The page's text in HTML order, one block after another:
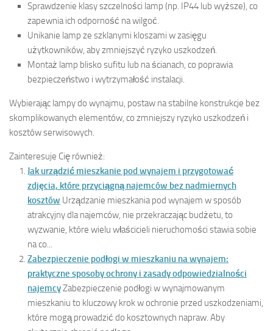
Sprawdzenie klasy szczelności lamp (np. IP44 lub wyższe), co
zapewnia ich odporność na wilgoć.
Unikanie lamp ze szklanymi kloszami w zasięgu
użytkowników, aby zmniejszyć ryzyko uszkodzeń.
Montaż lamp blisko sufitu lub na ścianach, co poprawia
bezpieczeństwo i wytrzymałość instalacji.
Wybierając lampy do wynajmu, postaw na stabilne konstrukcje bez
skomplikowanych elementów, co zmniejszy ryzyko uszkodzeń i
kosztów serwisowych.
Zainteresuje Cię również:
Jak urządzić mieszkanie pod wynajem i przygotować
zdjęcia, które przyciągną najemców bez nadmiernych
kosztów Urządzanie mieszkania pod wynajem w sposób
atrakcyjny dla najemców, nie przekraczając budżetu, to
wyzwanie, które wielu właścicieli nieruchomości stawia sobie
na co...
Zabezpieczenie podłogi w mieszkaniu na wynajem:
praktyczne sposoby ochrony i zasady odpowiedzialności
najemcyZabezpieczenie podłogi w wynajmowanym
mieszkaniu to kluczowy krok w ochronie przed uszkodzeniami,
które mogą prowadzić do kosztownych napraw. Aby